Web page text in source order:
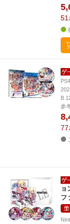
51
PS4
B
参
77
ョ
フ